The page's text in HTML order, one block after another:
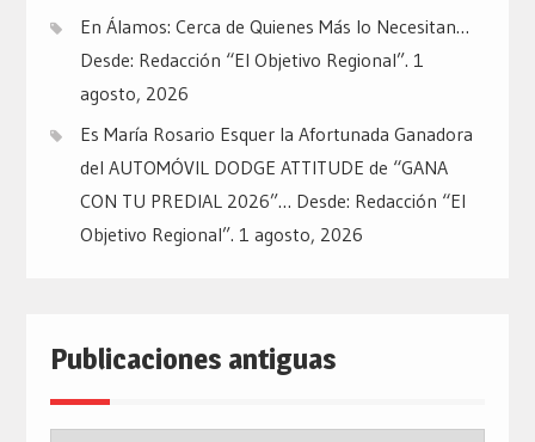
En Álamos: Cerca de Quienes Más lo Necesitan…
Desde: Redacción “El Objetivo Regional”. 1
agosto, 2026
Es María Rosario Esquer la Afortunada Ganadora
del AUTOMÓVIL DODGE ATTITUDE de “GANA
CON TU PREDIAL 2026”… Desde: Redacción “El
Objetivo Regional”. 1 agosto, 2026
Publicaciones antiguas